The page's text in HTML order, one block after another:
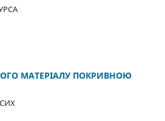
МАТЕРІАЛУ ПОКРИВНОЮ